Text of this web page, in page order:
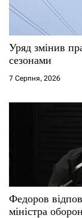
Уряд змінив
сезонами
7 Серпня, 2026
Федоров
міністра